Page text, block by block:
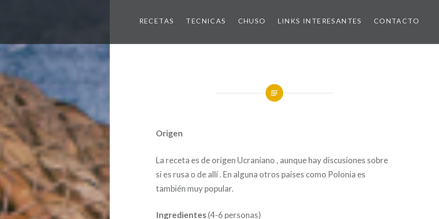
RECETAS TECNICAS CHUSO LINKS INTERESANTES CONTACTO
Origen
La receta es de origen Ucraniano , aunque hay discusiones sobre
si es rusa o de allí . En alguna otros países como Polonia es
también muy popular.
Ingredientes(4-6 personas)